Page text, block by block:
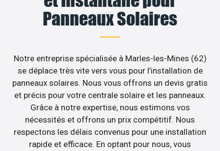
Panneaux Solaires
Notre entreprise spécialisée à Marles-les-Mines (62)
se déplace très vite vers vous pour l’installation de
panneaux solaires. Nous vous offrons un devis gratis
et précis pour votre centrale solaire et les panneaux.
Grâce à notre expertise, nous estimons vos
nécessités et offrons un prix compétitif. Nous
respectons les délais convenus pour une installation
rapide et efficace. En optant pour nous, vous